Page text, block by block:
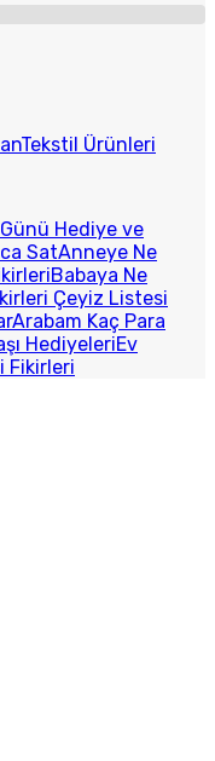
Tekstil Ürünleri
Hediye ve
SatAnneye Ne
Babaya Ne
Çeyiz Listesi
Arabam Kaç Para
HediyeleriEv
Fikirleri